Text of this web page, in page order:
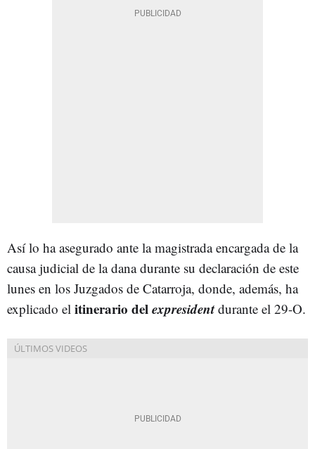
Así lo ha asegurado ante la magistrada encargada de la
causa judicial de la dana durante su declaración de este
lunes en los Juzgados de Catarroja, donde, además, ha
explicado el itinerario delexpresidentdurante el 29-O.